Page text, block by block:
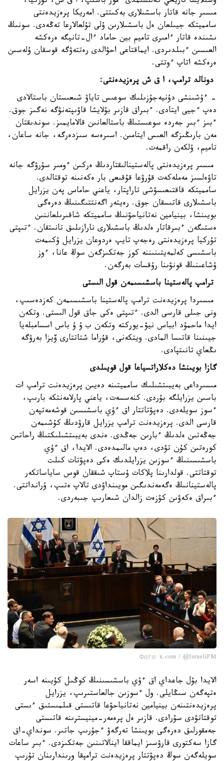
مىسىر جانە قاتار باسشىلارى بەكىتتى. امەريكا پرەزيدەنتى
سامميتكە جيىلعان ەل باسشىلارىن ۇلى تۇلعالارعا تەڭەدى. سونىڭ
ىشىندە قاتار ءامىرى تاميم بين حاماد ءال-تانيگە ەرەكشە
العىسىن ءبىلدىردى. ايماقتاعى احۋالدى رەتتەۋگە قوسقان ۇلەسىن
ەرەكشە اتاپ ءوتتى.
دونالد ترامپ، ا ق ش پرەزيدەنتى:
- ءۇشىنشى دۇنيەجۇزىلىك سوعىس تاياۋ شىعىستان باستالادى
دەپ ءجيى ايتادى. ءبىراق قازىر بۇلايشا قاۋىپتەنۋگە نەگىز جوق.
ءبىز ءبىر جەردە سوعىستىڭ باستالعانىن قالامايمىز. سوندىقتان
مەن بارىڭىزگە العىس ايتامىن. اسىرەسە سىزدەرگە، جانە ساعان،
تاميم، ۇلكەن راقمەت.
مىسىر پرەزيدەنتى پالەستينالىقتاردىڭ ەركىن ءومىر سۇرۋگە جانە
تاۋەلسىز مەملەكەت قۇرۋعا قۇقىعى بار ەكەنىنە توقتالدى.
سامميتكە قاقتىعىسۋشى تاراپتار، ياعني حاماس پەن يزرايل
باسشىلارى قاتىسقان جوق. رەيتەر اگەنتتىگىنىڭ دەرەگى
بويىنشا، بينيامين نەتانياحۋنىڭ سامميتكە شاقىرىلعاننىن
ەستىگەن ءبىرقاتار ەلدىڭ باسشىلارى نارازىلىق تانىتقان. ءتىپتى
تۇركيا پرەزيدەنتى رەجەپ تايپ ەردوعان يزرايل ۇكىمەت
باسشىسى كەلمەيتىنىننە كوز جەتكىزگەن سوڭ عانا، ءوز
ۇشاعىنىڭ قونۋىنا رۇقسات بەرگەن.
ترامپ پالەستينا باسشىسىمەن قول الىستى
مىسىردا پرەزيدەنت ترامپ پالەستينا باسشىسىمەن كەزدەسىپ،
ونى جىلى قارسى الدى. ءتىپتى ەكى جاق قول الىستى. وتكەن
ايدا ماحمۇد ابباس نيۋ-يوركتە وتكەن ب ۇ ۇ باس اسسامبلەيا
جيىنىنا قاتىسا المادى. ويتكەنى، قۇراما شتاتتارى ۆيزا بەرۋگە
ىڭعاي تانىتپادى.
گازا بويىنشا دەكلاراتسياعا قول قويىلدى
مىسىرداعى بەيبىتشىلىك سامميتىنە دەيىن پرەزيدەنت ترامپ ات
باسىن يزرايلگە بۇردى. كنەسسەت، ياعني پارلامەنتكە بارىپ،
ءسوز سويلەدى. دەپۋتاتتار اق ءۇي باسشىسىن قوشەمەتپەن
قارسى الدى. پرەزيدەنت ترامپ يزرايل قارۋدىڭ كۇشىمەن
جەڭەتىن ەلدىڭ ءبارىن جەڭدى. ەندى بەيبىتشىلىكتىڭ راحاتىن
كورەتىن كۇن تۋدى، دەپ مالىمدەدى. الايدا، اق ءۇي
باسشىسىنىڭ ءسوزىن يزرايلدىك ەكى دەپۋتات كىلت
توقتاتتى. قولدارىنا پلاكات ۇستاپ شىققان قوس ساياساتكەر
پالەستينانىڭ ەگەمەندىگىن مويىنداۋدى تالاپ ەتىپ، ۇرانداتتى.
ءبىراق ەكەۋىن كۇزەت زالدان شىعارىپ جىبەردى.
Фото: x.com / @IsraeliPM
الايدا بۇل جاعداي اق ءۇي باسشىسىنىڭ كوڭىل كۇيىنە اسەر
ەتپەگەن سىڭايلى. ول ءسوزىن جالعاستىرىپ، يزرايل
پرەزيدەنتىنەن بينيامين نەتانياحۋعا قاتىستى قىلمىستىق ءىستى
توقتاتۋدى سۇرادى. قازىر ەل پرەمەر-مينيسترىنە قاتىستى
جەمقورلىق دەرەگى بويىنشا تەرگەۋ ءجۇرىپ جاتىر. سونداي-اق
گازا سەكتورى قارۋسىز ايماققا اينالاتىنىن جەتكىزدى. ءبىر ساعات
سويلەگەن سوڭ دەپۋتتار پرەزيدەنت ترامپقا ورىندارىنان تۇرىپ